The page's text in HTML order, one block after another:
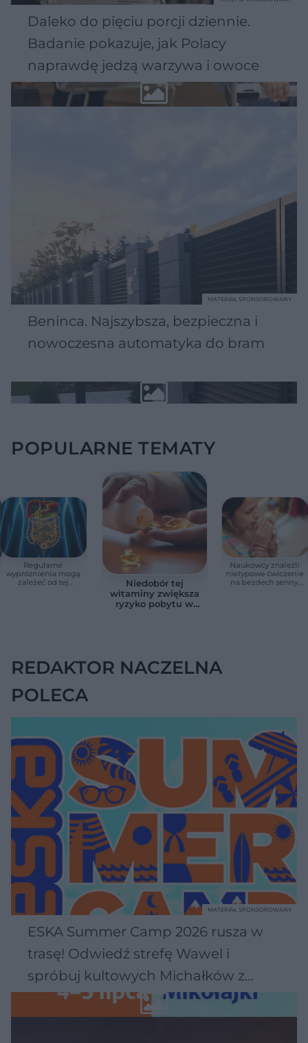
Daleko do pięciu porcji dziennie.
Badanie pokazuje, jak Polacy
naprawdę jedzą warzywa i owoce
Beninca. Najszybsza, bezpieczna i
nowoczesna automatyka do bram
MATERIAŁ SPONSOROWANY
POPULARNE TEMATY
Regularne
wypróżnienia mogą
zależeć od tej
Niedobór tej
witaminy zwiększa
ryzyko pobytu w
Naukowcy znaleźli
nietypowe ćwiczenie
na bezdech senny.
REDAKTOR NACZELNA
POLECA
ESKA Summer Camp 2026 rusza w
trasę! Odwiedź strefę Wawel i
spróbuj kultowych Michałków z
Wawelu
MATERIAŁ SPONSOROWANY